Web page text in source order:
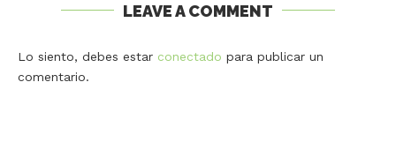
LEAVE A COMMENT
Lo siento, debes estar conectado para publicar un
comentario.